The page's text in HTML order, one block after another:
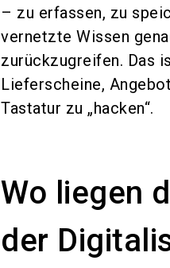
– zu erfassen, zu
vernetzte Wissen
zurückzugreifen. Das
Lieferscheine,
Tastatur zu „hacken“.
Wo liegen
der